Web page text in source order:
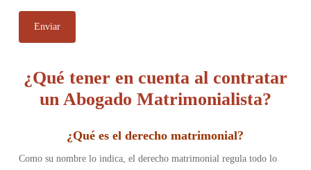
¿Qué tener en cuenta al contratar
un Abogado Matrimonialista?
¿Qué es el derecho matrimonial?
Como su nombre lo indica, el derecho matrimonial regula todo lo